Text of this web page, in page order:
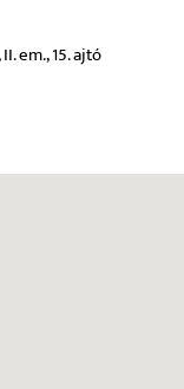
em., 15. ajtó